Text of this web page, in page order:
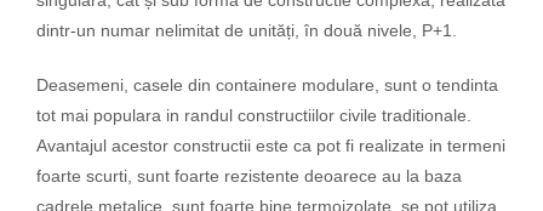
dintr-un numar nelimitat de unități, în două nivele, P+1.
Deasemeni, casele din containere modulare, sunt o tendinta
tot mai populara in randul constructiilor civile traditionale.
Avantajul acestor constructii este ca pot fi realizate in termeni
foarte scurti, sunt foarte rezistente deoarece au la baza
cadrele metalice, sunt foarte bine termoizolate, se pot utiliza